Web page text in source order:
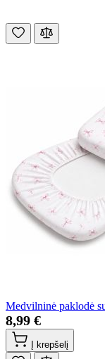
Medvilninė paklodė
8,99 €
Į krepšelį